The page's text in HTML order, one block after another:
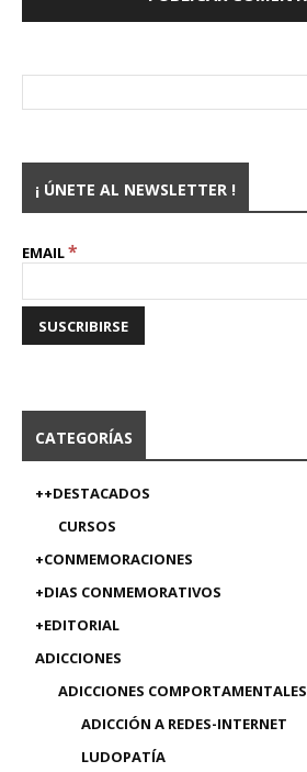
¡ ÚNETE AL NEWSLETTER !
EMAIL*
CATEGORÍAS
++DESTACADOS
CURSOS
+CONMEMORACIONES
+DIAS CONMEMORATIVOS
+EDITORIAL
ADICCIONES
ADICCIONES COMPORTAMENTALES
ADICCIÓN A REDES-INTERNET
LUDOPATÍA